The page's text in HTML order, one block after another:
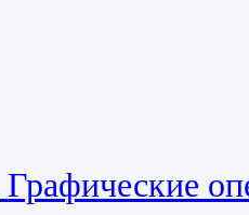
Графические